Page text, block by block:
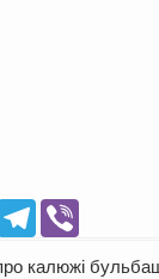
Telegram
Viber
калюжі